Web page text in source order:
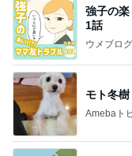
強子の
1話
ウメブログ
モト冬
Amebaト